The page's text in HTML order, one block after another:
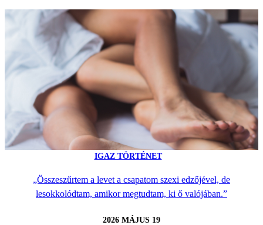
IGAZ TÖRTÉNET
„Összeszűrtem a levet a csapatom szexi edzőjével, de
lesokkolódtam, amikor megtudtam, ki ő valójában.”
2026 MÁJUS 19